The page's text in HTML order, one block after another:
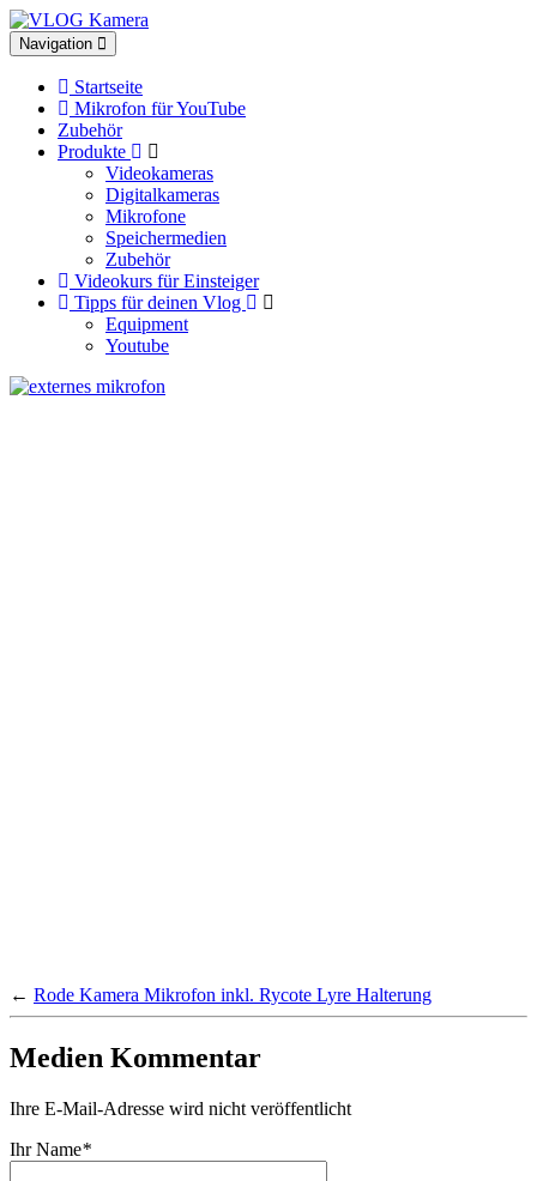
Toggle
navigation
Navigation
Startseite
Mikrofon für YouTube
Zubehör
Produkte
Videokameras
Digitalkameras
Mikrofone
Speichermedien
Zubehör
Videokurs für Einsteiger
Tipps für deinen Vlog
Equipment
Youtube
← Rode Kamera Mikrofon inkl. Rycote Lyre Halterung
Medien Kommentar
Ihre E-Mail-Adresse wird nicht veröffentlicht
Ihr Name*